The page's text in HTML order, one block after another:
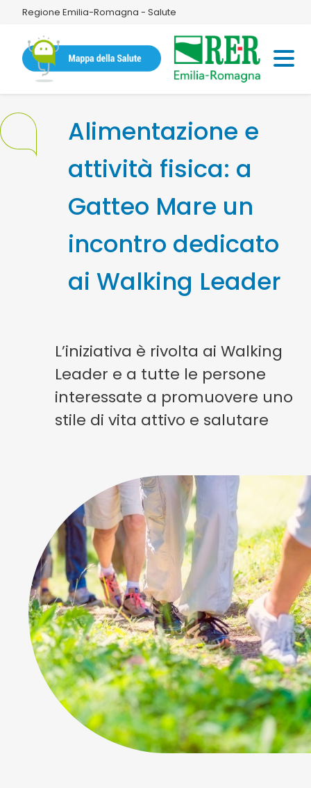
Regione Emilia-Romagna - Salute
Alimentazione e
attività fisica: a
Gatteo Mare un
incontro dedicato
ai Walking Leader
L’iniziativa è rivolta ai Walking
Leader e a tutte le persone
interessate a promuovere uno
stile di vita attivo e salutare